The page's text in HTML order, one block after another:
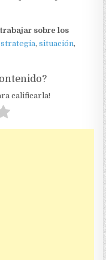
sobre los
,situación,
calificarla!